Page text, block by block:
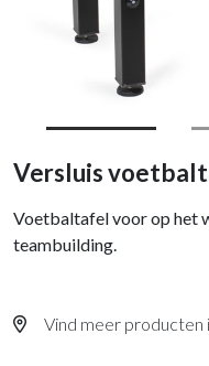
Versluis
Voetbaltafel voor op het
teambuilding.
Vind meer producten